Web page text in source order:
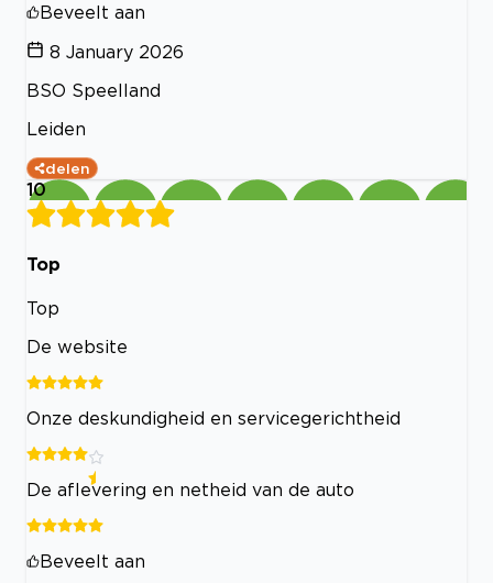
Beveelt aan
8 January 2026
BSO Speelland
Leiden
delen
10
Top
Top
De website
Onze deskundigheid en servicegerichtheid
De aflevering en netheid van de auto
Beveelt aan